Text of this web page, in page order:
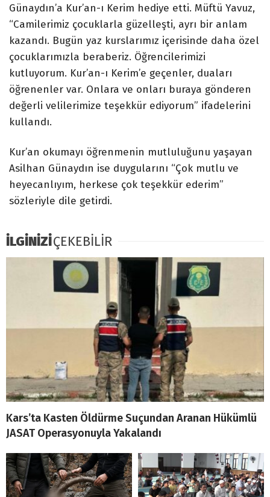
Günaydın’a Kur’an-ı Kerim hediye etti. Müftü Yavuz,
“Camilerimiz çocuklarla güzelleşti, ayrı bir anlam
kazandı. Bugün yaz kurslarımız içerisinde daha özel
çocuklarımızla beraberiz. Öğrencilerimizi
kutluyorum. Kur’an-ı Kerim’e geçenler, duaları
öğrenenler var. Onlara ve onları buraya gönderen
değerli velilerimize teşekkür ediyorum” ifadelerini
kullandı.
Kur’an okumayı öğrenmenin mutluluğunu yaşayan
Asilhan Günaydın ise duygularını “Çok mutlu ve
heyecanlıyım, herkese çok teşekkür ederim”
sözleriyle dile getirdi.
İLGİNİZİÇEKEBİLİR
Kars’ta Kasten Öldürme Suçundan Aranan Hükümlü
JASAT Operasyonuyla Yakalandı